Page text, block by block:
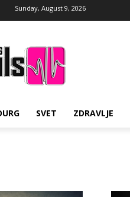
Sunday, August 9, 2026
SVET ZDRAVLJE